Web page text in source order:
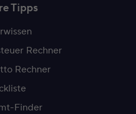
Tipps
Rechner
Rechner
Finder